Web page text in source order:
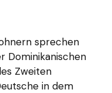
sprechen
Dominikanischen
Zweiten
in dem